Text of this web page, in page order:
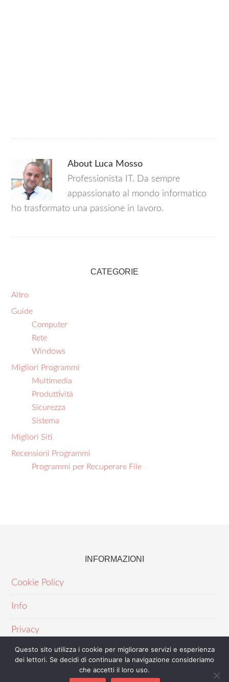
About Luca Mosso
Professionista IT. Da sempre
appassionato al mondo informatico
ho trasformato una passione in lavoro.
CATEGORIE
Altro
Guide
Computer
Rete
Windows
Migliori Programmi
Multimedia
Produttività
Sicurezza
Sistema
Migliori Siti
Recensioni Programmi
Programmi per Recuperare File
INFORMAZIONI
Cookie Policy
Info
Privacy
Questo sito utilizza i cookie per migliorare servizi e esperienza
dei lettori. Se decidi di continuare la navigazione consideriamo
che accetti il loro uso.